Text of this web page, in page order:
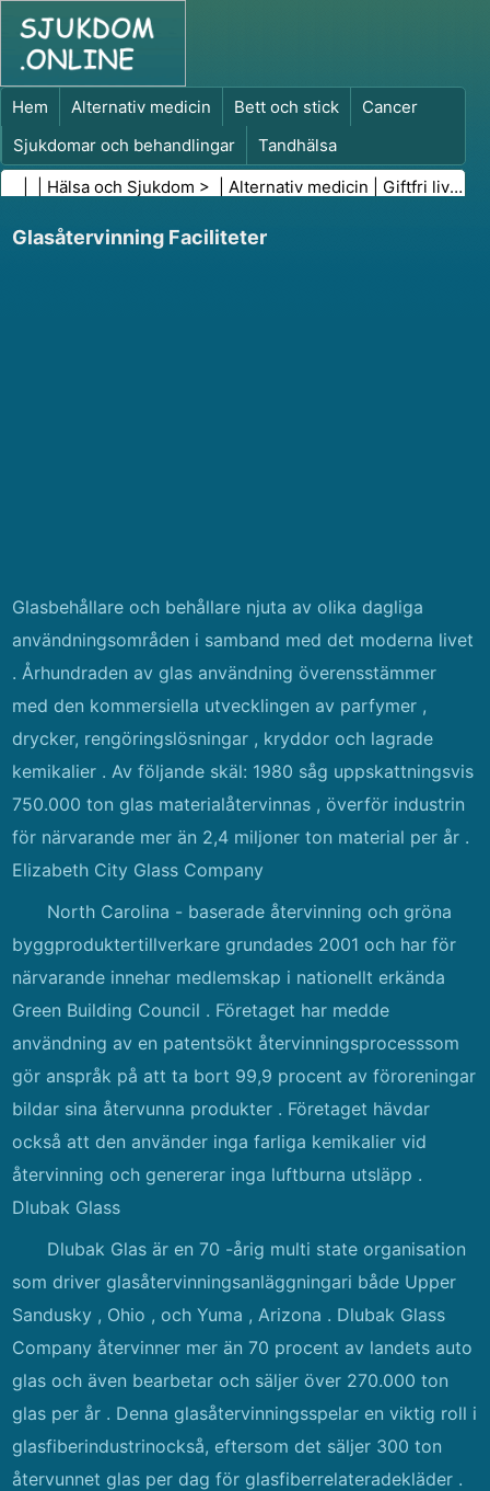
Hem Alternativ medicin Bett och stick
Cancer
Sjukdomar och behandlingar
Tandhälsa
Kost och näring
Familjehälsa
Hälsa och Sjukdom > | Alternativ medicin Giftfri livsstil
Glasåtervinning Faciliteter
Glasbehållare och behållare njuta av olika dagliga
användningsområden i samband med det moderna livet
. Århundraden av glas användning överensstämmer
med den kommersiella utvecklingen av parfymer ,
drycker, rengöringslösningar , kryddor och lagrade
kemikalier . Av följande skäl: 1980 såg uppskattningsvis
750.000 ton glas materialåtervinnas , överför industrin
för närvarande mer än 2,4 miljoner ton material per år .
Elizabeth City Glass Company
North Carolina - baserade återvinning och gröna
byggproduktertillverkare grundades 2001 och har för
närvarande innehar medlemskap i nationellt erkända
Green Building Council . Företaget har medde
användning av en patentsökt återvinningsprocesssom
gör anspråk på att ta bort 99,9 procent av föroreningar
bildar sina återvunna produkter . Företaget hävdar
också att den använder inga farliga kemikalier vid
återvinning och genererar inga luftburna utsläpp .
Dlubak Glass
Dlubak Glas är en 70 -årig multi state organisation
som driver glasåtervinningsanläggningari både Upper
Sandusky , Ohio , och Yuma , Arizona . Dlubak Glass
Company återvinner mer än 70 procent av landets auto
glas och även bearbetar och säljer över 270.000 ton
glas per år . Denna glasåtervinningsspelar en viktig roll i
glasfiberindustrinockså, eftersom det säljer 300 ton
återvunnet glas per dag för glasfiberrelateradekläder .